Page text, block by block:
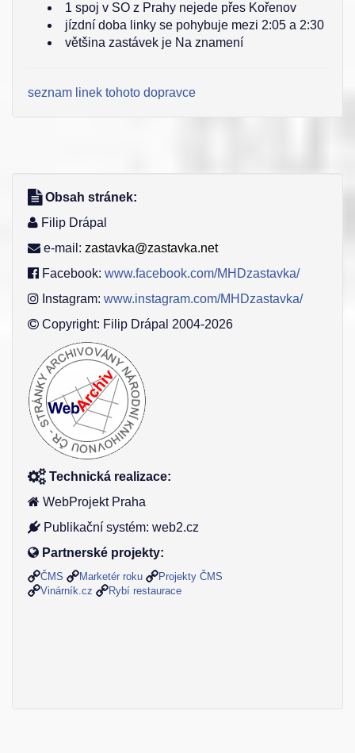
1 spoj v SO z Prahy nejede přes Kořenov
jízdní doba linky se pohybuje mezi 2:05 a 2:30
většina zastávek je Na znamení
seznam linek tohoto dopravce
Obsah stránek:
Filip Drápal
e-mail: zastavka@zastavka.net
Facebook: www.facebook.com/MHDzastavka/
Instagram: www.instagram.com/MHDzastavka/
Copyright: Filip Drápal 2004-2026
Technická realizace:
WebProjekt Praha
Publikační systém: web2.cz
Partnerské projekty:
ČMS Marketér roku
Projekty ČMS
Vinárník.cz
Rybí restaurace